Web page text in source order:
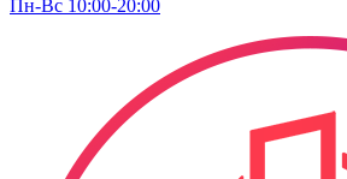
Пн-Вс 10:00-20:00